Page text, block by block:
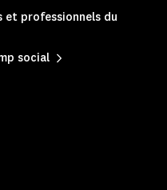
et professionnels du
social